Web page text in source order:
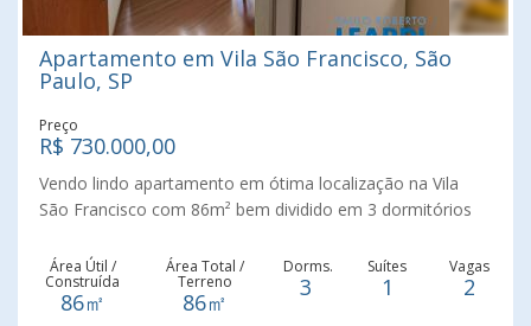
Apartamento em Vila São Francisco, São
Paulo, SP
Preço
R$ 730.000,00
Vendo lindo apartamento em ótima localização na Vila
São Francisco com 86m² bem dividido em 3 dormitórios
armários embutidos, 2 vagas de garagem demarcadas e
fixas, depósito no subsolo, área de lazer completa.
Localizado na esquina da principal avenida da Vila São
Área Útil /
Construída
86㎡
Área Total /
Terreno
86㎡
Dorms.
3
Suítes
1
Vagas
2